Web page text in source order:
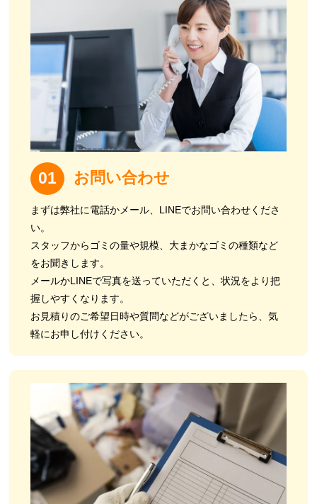
01 お問い合わせ
まずは弊社に電話かメール、LINEでお問い合わせくださ
い。
スタッフからゴミの量や規模、大まかなゴミの種類など
をお聞きします。
メールかLINEで写真を送っていただくと、状況をより把
握しやすくなります。
お見積りのご希望日時や質問などがございましたら、気
軽にお申し付けください。